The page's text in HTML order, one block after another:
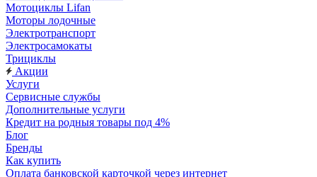
Мотоциклы Lifan
Моторы лодочные
Электротранспорт
Электросамокаты
Трициклы
Акции
Услуги
Сервисные службы
Дополнительные услуги
Кредит на родныя товары под 4%
Блог
Бренды
Как купить
Оплата банковской карточкой через интернет